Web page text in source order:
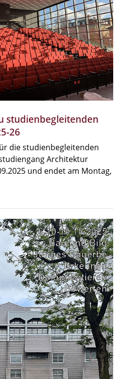
studienbegleitenden
26
die studienbegleitenden
Architektur
und endet am Montag,